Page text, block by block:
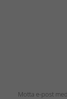
Motta e-post